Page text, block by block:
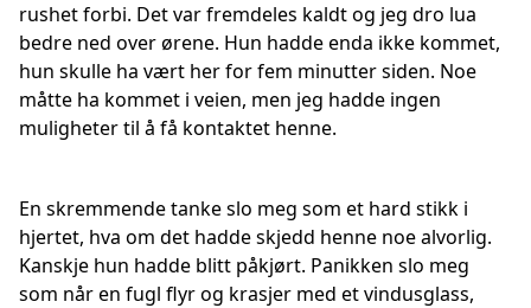
rushet forbi. Det var fremdeles kaldt og jeg dro lua
bedre ned over ørene. Hun hadde enda ikke kommet,
hun skulle ha vært her for fem minutter siden. Noe
måtte ha kommet i veien, men jeg hadde ingen
muligheter til å få kontaktet henne.
En skremmende tanke slo meg som et hard stikk i
hjertet, hva om det hadde skjedd henne noe alvorlig.
Kanskje hun hadde blitt påkjørt. Panikken slo meg
som når en fugl flyr og krasjer med et vindusglass,